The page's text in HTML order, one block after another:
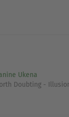
Ukena
Doubting -